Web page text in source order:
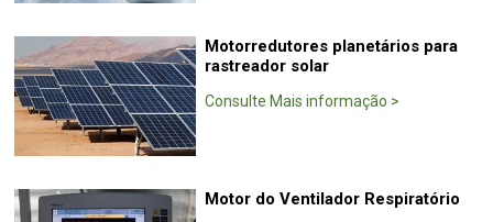
Motorredutores planetários para
rastreador solar
Consulte Mais informação >
Motor do Ventilador Respiratório